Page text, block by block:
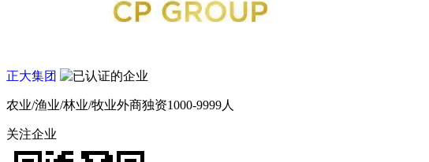
正大集团
农业/渔业/林业/牧业外商独资1000-9999人
关注企业